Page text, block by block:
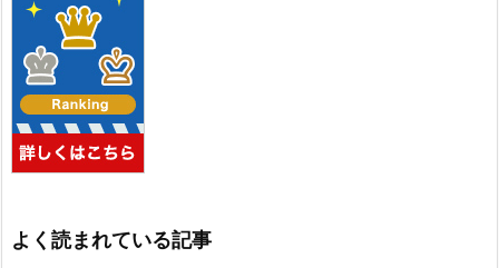
よく読まれている記事